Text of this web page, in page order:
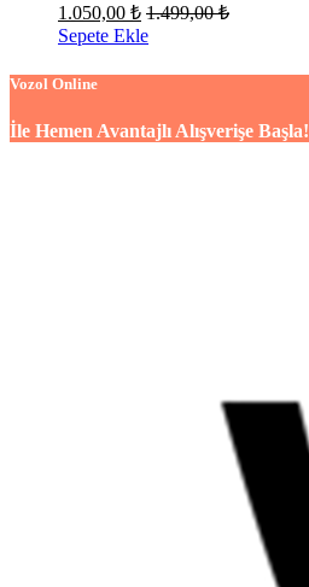
1.050,00 ₺ 1.499,00₺
Sepete Ekle
Vozol Online
İle Hemen Avantajlı Alışverişe Başla!